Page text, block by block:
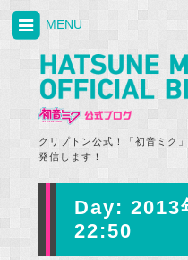
クリプトン公式！「初音ミク
発信します！
MENU
Day: 2013
22:50